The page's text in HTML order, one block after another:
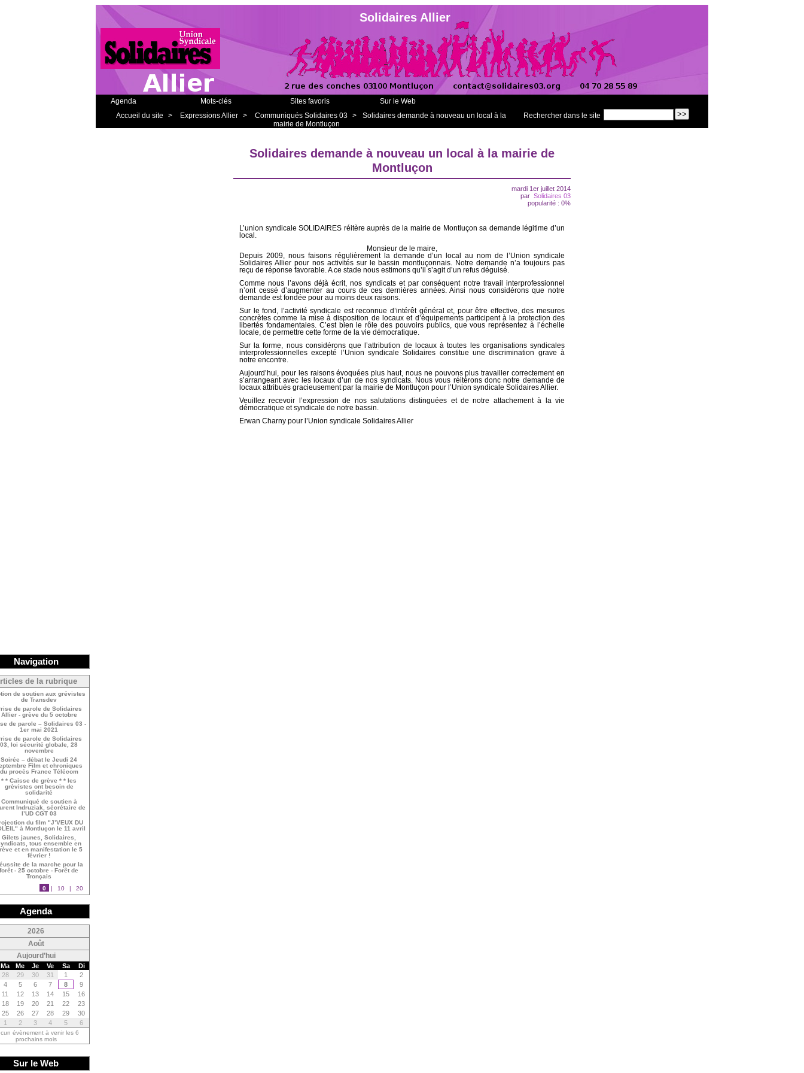
Solidaires Allier
Agenda Mots-clés Sites favoris
Sur le Web
Rechercher dans le site
Accueil du site > Expressions Allier > Communiqués Solidaires 03 >
Solidaires demande à nouveau un local à la
mairie de Montluçon
Solidaires demande à nouveau un local à la mairie de
Montluçon
mardi 1er juillet 2014
par Solidaires 03
popularité : 0%
L’union syndicale SOLIDAIRES réitère auprès de la mairie de Montluçon sa demande légitime d’un
local.
Monsieur de le maire,
Depuis 2009, nous faisons régulièrement la demande d’un local au nom de l’Union syndicale
Solidaires Allier pour nos activités sur le bassin montluçonnais. Notre demande n’a toujours pas
reçu de réponse favorable. A ce stade nous estimons qu’il s’agit d’un refus déguisé.
Comme nous l’avons déjà écrit, nos syndicats et par conséquent notre travail interprofessionnel
n’ont cessé d’augmenter au cours de ces dernières années. Ainsi nous considérons que notre
demande est fondée pour au moins deux raisons.
Sur le fond, l’activité syndicale est reconnue d’intérêt général et, pour être effective, des mesures
concrètes comme la mise à disposition de locaux et d’équipements participent à la protection des
libertés fondamentales. C’est bien le rôle des pouvoirs publics, que vous représentez à l’échelle
locale, de permettre cette forme de la vie démocratique.
Sur la forme, nous considérons que l’attribution de locaux à toutes les organisations syndicales
interprofessionnelles excepté l’Union syndicale Solidaires constitue une discrimination grave à
notre encontre.
Aujourd’hui, pour les raisons évoquées plus haut, nous ne pouvons plus travailler correctement en
s’arrangeant avec les locaux d’un de nos syndicats. Nous vous réitérons donc notre demande de
locaux attribués gracieusement par la mairie de Montluçon pour l’Union syndicale Solidaires Allier.
Veuillez recevoir l’expression de nos salutations distinguées et de notre attachement à la vie
démocratique et syndicale de notre bassin.
Erwan Charny pour l’Union syndicale Solidaires Allier
Navigation
de la rubrique
de soutien aux grévistes
de Transdev
de parole de Solidaires
Allier - grève du 5 octobre
de parole – Solidaires 03 -
1er mai 2021
de parole de Solidaires
03, loi sécurité globale, 28
novembre
Soirée – débat le Jeudi 24
Film et chroniques
du procès France Télécom
* * Caisse de grève * * les
grèvistes ont besoin de
solidarité
Communiqué de soutien à
Indruziak, sécrétaire de
l’UD CGT 03
du film "J’VEUX DU
à Montluçon le 11 avril
Gilets jaunes, Solidaires,
tous ensemble en
et en manifestation le 5
février !
de la marche pour la
forêt - 25 octobre - Forêt de
Tronçais
0
| 10 | 20
Agenda
2026
Août
Aujourd’hui
Ma Me Je Ve Sa
Di
28
29 30 31 1
2
4
5 6 7 8
9
11
12 13 14 15
16
18
19 20 21 22
23
25
26 27 28 29
30
1
2 3 4 5 6
évènement à venir les 6
prochains mois
Sur le Web